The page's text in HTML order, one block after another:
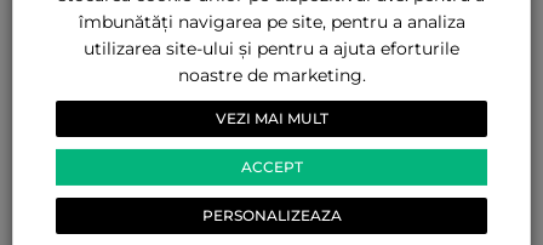
vadă, le va fi frică să ia decizia pur și simplu.
Fă tu primul pas și evită dinamica de părinte
persecutor și copil răzvrătit. Luați decizia de la
Pentru wiseleader-ul din tine,
îmbunătăți navigarea pe site, pentru a analiza
utilizarea site-ului și pentru a ajuta eforturile
noastre de marketing.
VEZI MAI MULT
ACCEPT
PERSONALIZEAZA